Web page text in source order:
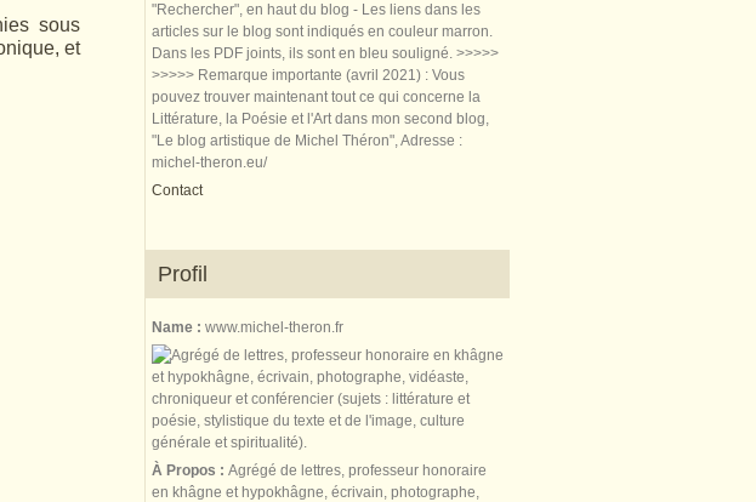
sous
et
"Rechercher", en haut du blog - Les liens dans les
articles sur le blog sont indiqués en couleur marron.
Dans les PDF joints, ils sont en bleu souligné. >>>>>
>>>>> Remarque importante (avril 2021) : Vous
pouvez trouver maintenant tout ce qui concerne la
Littérature, la Poésie et l'Art dans mon second blog,
"Le blog artistique de Michel Théron", Adresse :
michel-theron.eu/
Contact
Profil
Name : www.michel-theron.fr
À Propos : Agrégé de lettres, professeur honoraire
en khâgne et hypokhâgne, écrivain, photographe,